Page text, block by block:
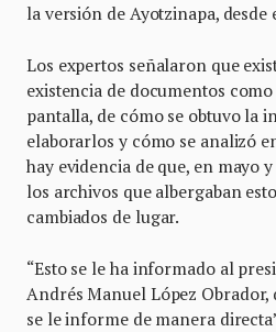
la versión de Ayotzinapa, desde
Los expertos señalaron que
existencia de documentos
pantalla, de cómo se obtuvo la
elaborarlos y cómo se analizó
hay evidencia de que, en mayo
los archivos que albergaban
cambiados de lugar.
“Esto se le ha informado al
Andrés Manuel López Obrador,
se le informe de manera